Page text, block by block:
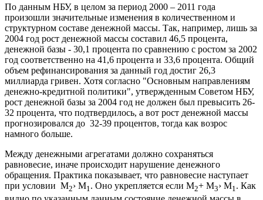
По данным НБУ, в целом за период 2000 – 2011 года
произошли значительные изменения в количественном и
структурном составе денежной массы. Так, например, лишь за
2004 год рост денежной массы составил 46,5 процента,
денежной базы - 30,1 процента по сравнению с ростом за 2002
год соответственно на 41,6 процента и 33,6 процента. Общий
объем рефинансирования за данный год достиг 26,3
миллиарда гривен. Хотя согласно "Основным направлениям
денежно-кредитной политики", утвержденным Советом НБУ,
рост денежной базы за 2004 год не должен был превысить 26-
32 процента, что подтвердилось, а вот рост денежной массы
прогнозировался до 32-39 процентов, тогда как возрос
намного больше.
Между денежными агрегатами должно сохраняться
равновесие, иначе происходит нарушение денежного
обращения. Практика показывает, что равновесие наступает
при условии М2› М1. Оно укрепляется если М2+ М3› М1. Как